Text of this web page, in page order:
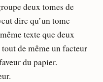
deux tomes de
dire qu’un tome
texte que deux
de même un facteur
du papier.